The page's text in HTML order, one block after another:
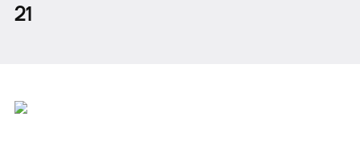
21